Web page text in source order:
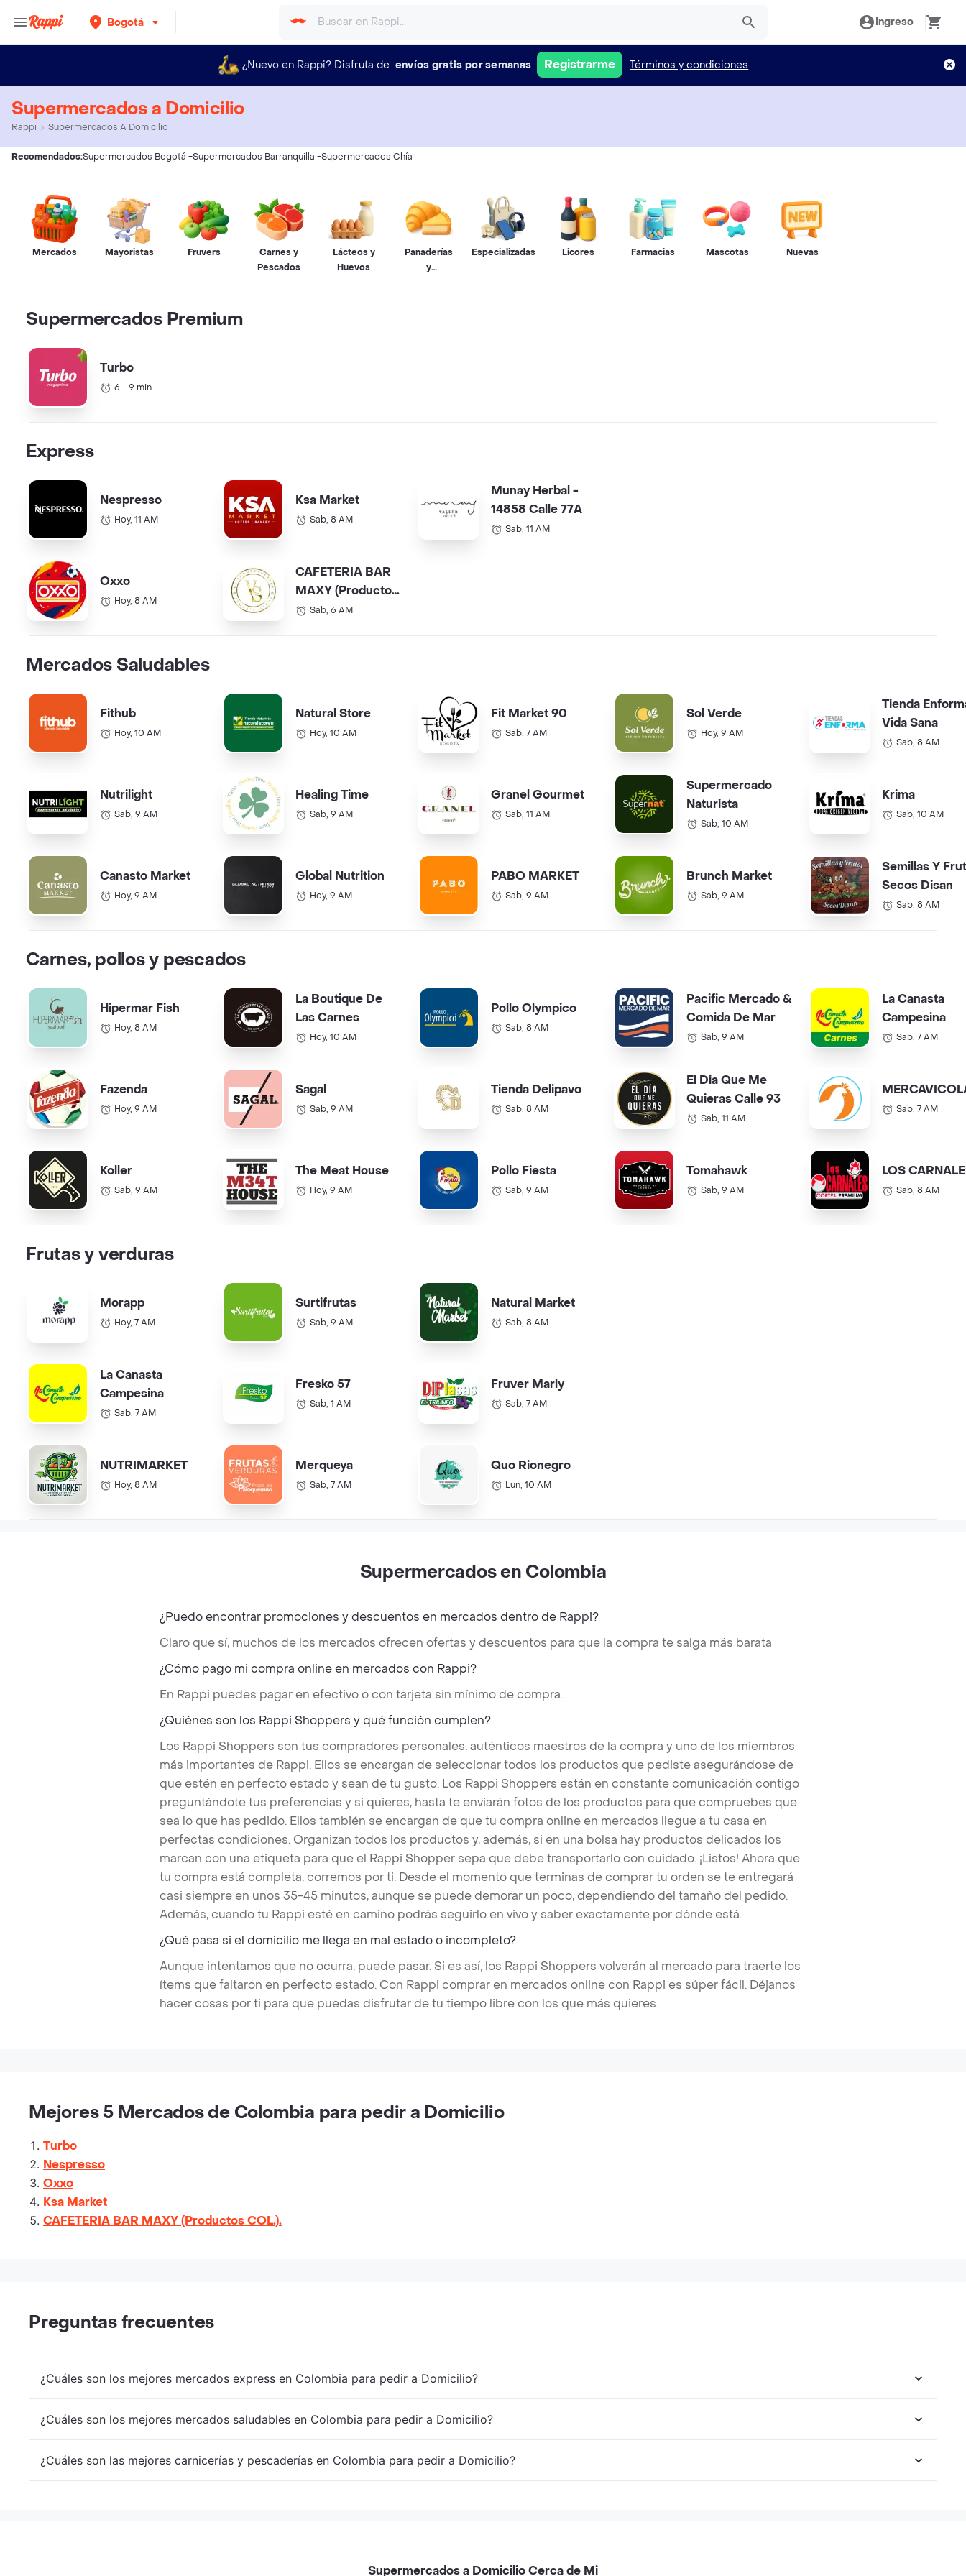
Bogotá Ingreso
¿Nuevo en Rappi? Disfruta de envíos gratis por semanas Registrarme Términos y condiciones
Supermercados a Domicilio
Rappi Supermercados A Domicilio
Recomendados:Supermercados Bogotá -Supermercados Barranquilla -Supermercados Chía
Mercados Mayoristas Fruvers
Carnes y
Pescados
Lácteos y
Huevos
Panaderías
y
Especializadas Licores Farmacias Mascotas Nuevas
Supermercados Premium
Turbo
6 - 9 min
Express
Nespresso
Hoy, 11 AM
Oxxo
Hoy, 8 AM
Ksa Market
Sab, 8 AM
CAFETERIA BAR
MAXY (Productos
COL.).
Sab, 6 AM
Munay Herbal -
14858 Calle 77A
Sab, 11 AM
Mercados Saludables
Fithub
Hoy, 10 AM
Nutrilight
Sab, 9 AM
Canasto Market
Hoy, 9 AM
Natural Store
Hoy, 10 AM
Healing Time
Sab, 9 AM
Global Nutrition
Hoy, 9 AM
Fit Market 90
Sab, 7 AM
Granel Gourmet
Sab, 11 AM
PABO MARKET
Sab, 9 AM
Sol Verde
Hoy, 9 AM
Supermercado
Naturista
Sab, 10 AM
Brunch Market
Sab, 9 AM
Tienda
Vida Sana
Sab, 8 AM
Krima
Sab, 10 AM
Semillas Y
Secos Disan
Sab, 8 AM
Carnes, pollos y pescados
Hipermar Fish
Hoy, 8 AM
Fazenda
Hoy, 9 AM
Koller
Sab, 9 AM
La Boutique De
Las Carnes
Hoy, 10 AM
Sagal
Sab, 9 AM
The Meat House
Hoy, 9 AM
Pollo Olympico
Sab, 8 AM
Tienda Delipavo
Sab, 8 AM
Pollo Fiesta
Sab, 9 AM
Pacific Mercado &
Comida De Mar
Sab, 9 AM
El Dia Que Me
Quieras Calle 93
Sab, 11 AM
Tomahawk
Sab, 9 AM
La Canasta
Campesina
Sab, 7 AM
Sab, 7 AM
LOS
Sab, 8 AM
Frutas y verduras
Morapp
Hoy, 7 AM
La Canasta
Campesina
Sab, 7 AM
NUTRIMARKET
Hoy, 8 AM
Surtifrutas
Sab, 9 AM
Fresko 57
Sab, 1 AM
Merqueya
Sab, 7 AM
Natural Market
Sab, 8 AM
Fruver Marly
Sab, 7 AM
Quo Rionegro
Lun, 10 AM
Supermercados en Colombia
¿Puedo encontrar promociones y descuentos en mercados dentro de Rappi?
Claro que sí, muchos de los mercados ofrecen ofertas y descuentos para que la compra te salga más barata
¿Cómo pago mi compra online en mercados con Rappi?
En Rappi puedes pagar en efectivo o con tarjeta sin mínimo de compra.
¿Quiénes son los Rappi Shoppers y qué función cumplen?
Los Rappi Shoppers son tus compradores personales, auténticos maestros de la compra y uno de los miembros
más importantes de Rappi. Ellos se encargan de seleccionar todos los productos que pediste asegurándose de
que estén en perfecto estado y sean de tu gusto. Los Rappi Shoppers están en constante comunicación contigo
preguntándote tus preferencias y si quieres, hasta te enviarán fotos de los productos para que compruebes que
sea lo que has pedido. Ellos también se encargan de que tu compra online en mercados llegue a tu casa en
perfectas condiciones. Organizan todos los productos y, además, si en una bolsa hay productos delicados los
marcan con una etiqueta para que el Rappi Shopper sepa que debe transportarlo con cuidado. ¡Listos! Ahora que
tu compra está completa, corremos por ti. Desde el momento que terminas de comprar tu orden se te entregará
casi siempre en unos 35-45 minutos, aunque se puede demorar un poco, dependiendo del tamaño del pedido.
Además, cuando tu Rappi esté en camino podrás seguirlo en vivo y saber exactamente por dónde está.
¿Qué pasa si el domicilio me llega en mal estado o incompleto?
Aunque intentamos que no ocurra, puede pasar. Si es así, los Rappi Shoppers volverán al mercado para traerte los
ítems que faltaron en perfecto estado. Con Rappi comprar en mercados online con Rappi es súper fácil. Déjanos
hacer cosas por ti para que puedas disfrutar de tu tiempo libre con los que más quieres.
Mejores 5 Mercados de Colombia para pedir a Domicilio
Turbo
Nespresso
Oxxo
Ksa Market
CAFETERIA BAR MAXY (Productos COL.).
Preguntas frecuentes
¿Cuáles son los mejores mercados express en Colombia para pedir a Domicilio?
¿Cuáles son los mejores mercados saludables en Colombia para pedir a Domicilio?
¿Cuáles son las mejores carnicerías y pescaderías en Colombia para pedir a Domicilio?
Supermercados a Domicilio Cerca de Mi